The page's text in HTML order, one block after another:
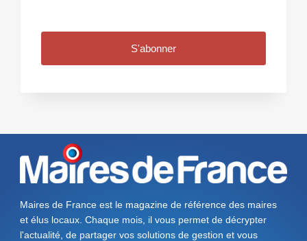
S'abonner
Maires de France est le magazine de référence des maires
et élus locaux. Chaque mois, il vous permet de décrypter
l'actualité, de partager vos solutions de gestion et vous